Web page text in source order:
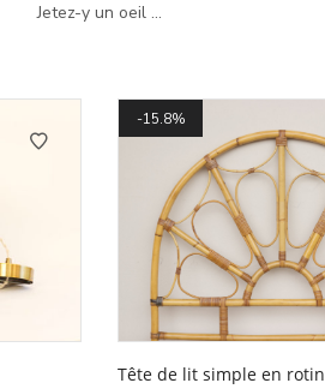
Jetez-y un oeil ...
15.8%
Tête de lit simple en rotin